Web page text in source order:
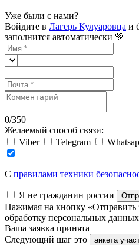
Уже были с нами?
Войдите в Лагерь Кулуаровца и
заполнится автоматически 💚
0/350
Желаемый способ связи:
Viber
Telegram
C правилами техники
Я не гражданин россии
Нажимая на кнопку «Отправить
обработку персональных
Ваша заявка принята
Следующий шаг это
анкета